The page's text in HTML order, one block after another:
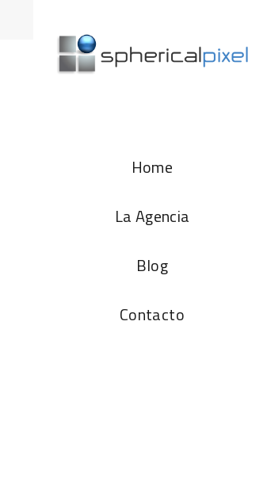
Home
La Agencia
Blog
Contacto